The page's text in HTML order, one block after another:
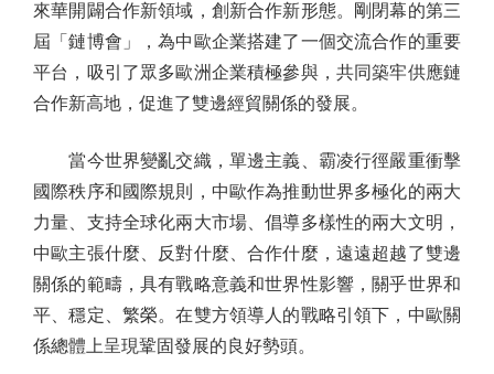
來華開闢合作新領域，創新合作新形態。剛閉幕的第三
屆「鏈博會」，為中歐企業搭建了一個交流合作的重要
平台，吸引了眾多歐洲企業積極參與，共同築牢供應鏈
合作新高地，促進了雙邊經貿關係的發展。
當今世界變亂交織，單邊主義、霸凌行徑嚴重衝擊
國際秩序和國際規則，中歐作為推動世界多極化的兩大
力量、支持全球化兩大市場、倡導多樣性的兩大文明，
中歐主張什麼、反對什麼、合作什麼，遠遠超越了雙邊
關係的範疇，具有戰略意義和世界性影響，關乎世界和
平、穩定、繁榮。在雙方領導人的戰略引領下，中歐關
係總體上呈現鞏固發展的良好勢頭。